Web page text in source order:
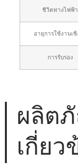
ชีวิตทางไฟฟ้า
อายุการใช้งานเชิ
การรับรอง
ผลิต
เกี่ยว